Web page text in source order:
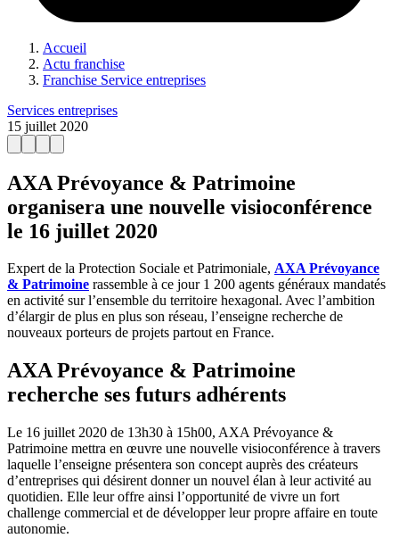
Accueil
Actu franchise
Franchise Service entreprises
Services entreprises
15 juillet 2020
AXA Prévoyance & Patrimoine
organisera une nouvelle visioconférence
le 16 juillet 2020
Expert de la Protection Sociale et Patrimoniale, AXA Prévoyance
& Patrimoine rassemble à ce jour 1 200 agents généraux mandatés
en activité sur l’ensemble du territoire hexagonal. Avec l’ambition
d’élargir de plus en plus son réseau, l’enseigne recherche de
nouveaux porteurs de projets partout en France.
AXA Prévoyance & Patrimoine
recherche ses futurs adhérents
Le 16 juillet 2020 de 13h30 à 15h00, AXA Prévoyance &
Patrimoine mettra en œuvre une nouvelle visioconférence à travers
laquelle l’enseigne présentera son concept auprès des créateurs
d’entreprises qui désirent donner un nouvel élan à leur activité au
quotidien. Elle leur offre ainsi l’opportunité de vivre un fort
challenge commercial et de développer leur propre affaire en toute
autonomie.